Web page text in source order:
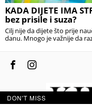
KADA DIJETE IMA
bez prisile i suza?
Cilj nije da dijete što prije
danu. Mnogo je važnije da
DON'T MISS